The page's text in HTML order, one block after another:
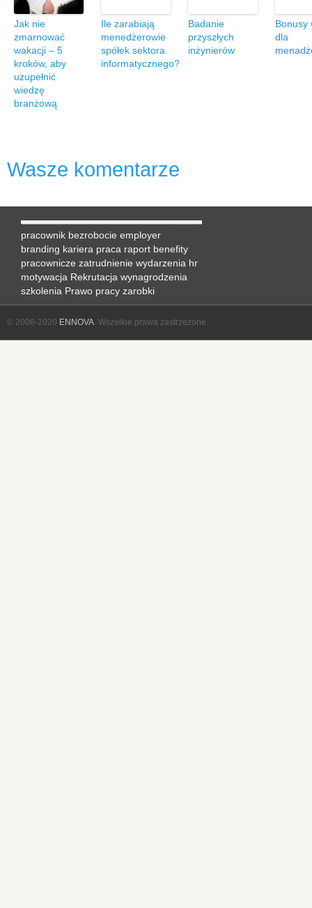
Jak nie
zmarnować
wakacji – 5
kroków, aby
uzupełnić
wiedzę
branżową
Ile zarabiają
menedżerowie
spółek sektora
informatycznego?
Badanie
przyszłych
inżynierów
Bonusy
dla
Wasze komentarze
pracownik bezrobocie employer
branding kariera praca raport benefity
pracownicze zatrudnienie wydarzenia hr
motywacja Rekrutacja wynagrodzenia
szkolenia Prawo pracy zarobki
© 2008-2020 ENNOVA. Wszelkie prawa zastrzeżone.